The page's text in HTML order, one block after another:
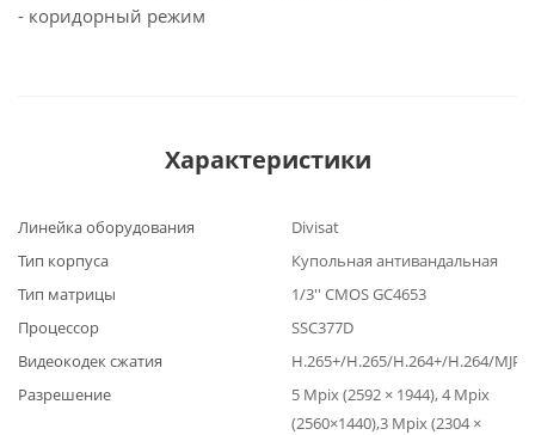
- коридорный режим
Характеристики
Линейка оборудования
Divisat
Тип корпуса
Купольная антивандальная
Тип матрицы
1/3'' CMOS GC4653
Процессор
SSC377D
Видеокодек сжатия
H.265+/H.265/H.264+/H.264/
Разрешение
5 Mpix (2592 × 1944), 4 Mpix
(2560×1440),3 Mpix (2304 ×